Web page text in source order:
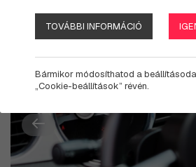
TOVÁBBI INFORMÁCIÓ
Bármikor módosíthatod a
„Cookie-beállítások” révén.